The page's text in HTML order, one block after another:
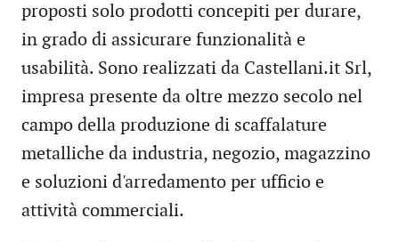
proposti solo prodotti concepiti per durare,
in grado di assicurare funzionalità e
usabilità. Sono realizzati da Castellani.it Srl,
impresa presente da oltre mezzo secolo nel
campo della produzione di scaffalature
metalliche da industria, negozio, magazzino
e soluzioni d'arredamento per ufficio e
attività commerciali.